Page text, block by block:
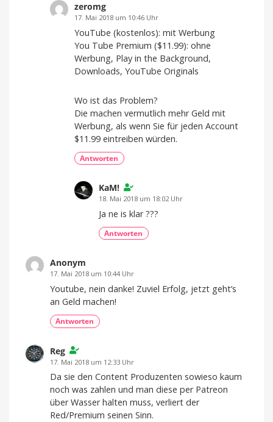
zeromg
17. Mai 2018 um 10:46 Uhr
YouTube (kostenlos): mit Werbung
You Tube Premium ($11.99): ohne
Werbung, Play in the Background,
Downloads, YouTube Originals
Wo ist das Problem?
Die machen vermutlich mehr Geld mit
Werbung, als wenn Sie für jeden Account
$11.99 eintreiben würden.
Antworten
KaM!
18. Mai 2018 um 18:02 Uhr
Ja ne is klar ???
Antworten
Anonym
17. Mai 2018 um 10:44 Uhr
Youtube, nein danke! Zuviel Erfolg, jetzt geht’s
an Geld machen!
Antworten
Reg
17. Mai 2018 um 12:33 Uhr
Da sie den Content Produzenten sowieso kaum
noch was zahlen und man diese per Patreon
über Wasser halten muss, verliert der
Red/Premium seinen Sinn.